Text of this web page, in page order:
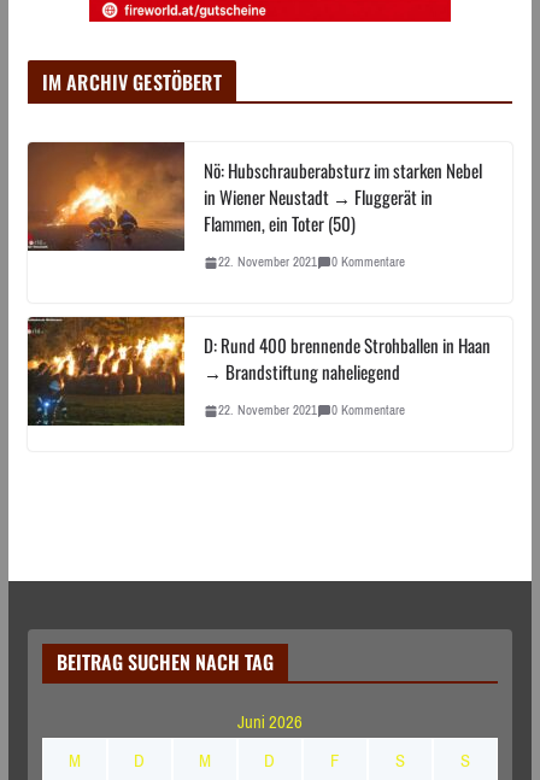
IM ARCHIV GESTÖBERT
Nö: Hubschrauberabsturz im starken Nebel
in Wiener Neustadt → Fluggerät in
Flammen, ein Toter (50)
22. November 2021 0 Kommentare
D: Rund 400 brennende Strohballen in Haan
→ Brandstiftung naheliegend
22. November 2021 0 Kommentare
BEITRAG SUCHEN NACH TAG
Juni 2026
M
D M D F S
S